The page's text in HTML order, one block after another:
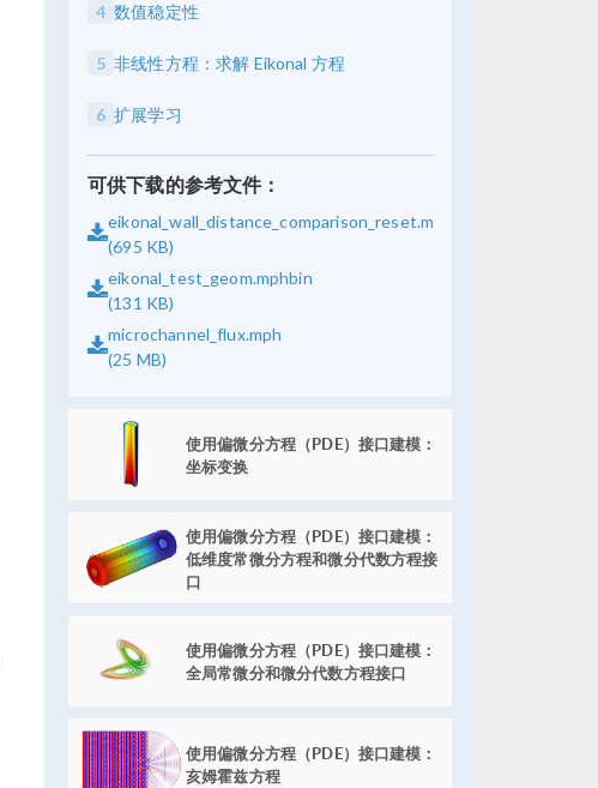
4 数值稳定性
5 非线性方程：求解 Eikonal 方程
6 扩展学习
可供下载的参考文件：
eikonal_wall_distance_comparison_reset.mph
(695 KB)
eikonal_test_geom.mphbin
(131 KB)
microchannel_flux.mph
(25 MB)
使用偏微分方程（PDE）接口建模：
坐标变换
使用偏微分方程（PDE）接口建模：
低维度常微分方程和微分代数方程接
口
使用偏微分方程（PDE）接口建模：
全局常微分和微分代数方程接口
使用偏微分方程（PDE）接口建模：
亥姆霍兹方程